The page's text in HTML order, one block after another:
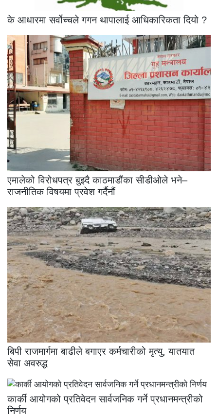
के आधारमा सर्वोच्चले गगन थापालाई आधिकारिकता दियो ?
एमालेको विरोधपत्र बुझ्दै काठमाडौंका सीडीओले भने–
राजनीतिक विषयमा प्रवेश गर्दैनौं
बिपी राजमार्गमा बाढीले बगाएर कर्मचारीको मृत्यु, यातयात
सेवा अवरुद्ध
कार्की आयोगको प्रतिवेदन सार्वजनिक गर्ने प्रधानमन्त्रीको
निर्णय